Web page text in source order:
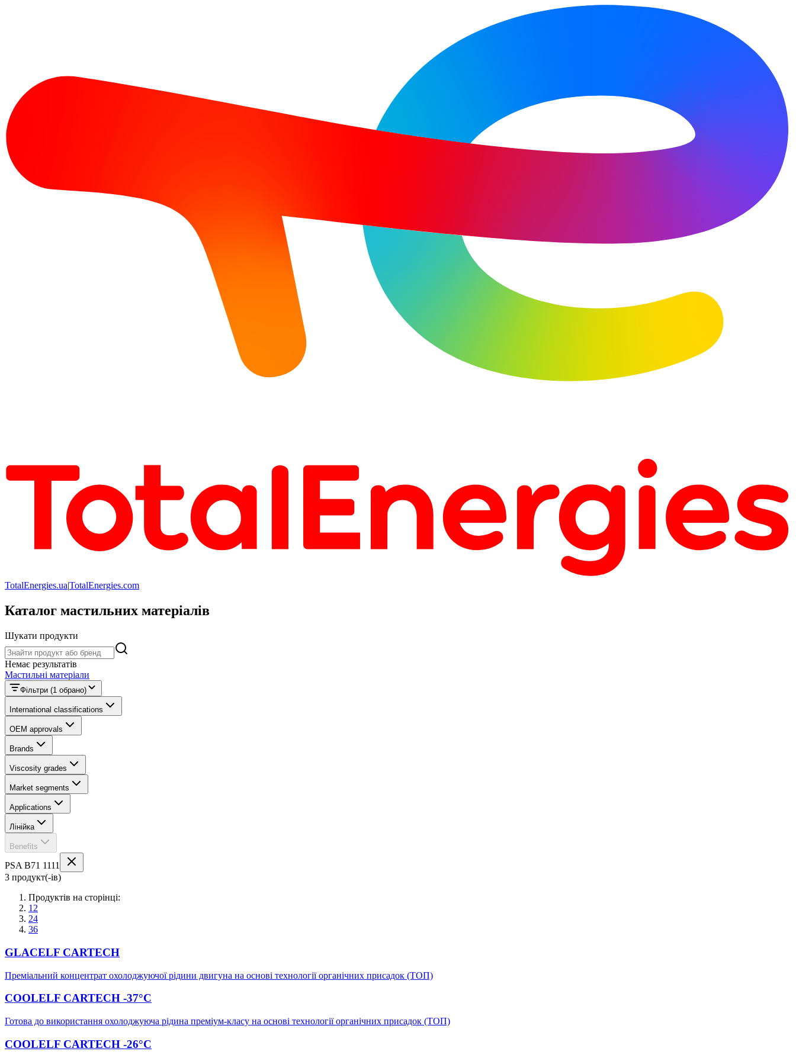
TotalEnergies.ua|TotalEnergies.com
Каталог мастильних матеріалів
Шукати продукти
Шукати продукти
Немає результатів
Мастильні матеріали
Фільтри (1 обрано)
International classifications
OEM approvals
Brands
Viscosity grades
Market segments
Applications
Лінійка
Benefits
PSA B71 1111
3 продукт(-ів)
Продуктів на сторінці:
12
24
36
GLACELF CARTECH
Преміальний концентрат охолоджуючої рідини двигуна на основі технології органічних присадок (ТОП)
COOLELF CARTECH -37°C
Готова до використання охолоджуюча рідина преміум-класу на основі технології органічних присадок (ТОП)
COOLELF CARTECH -26°C